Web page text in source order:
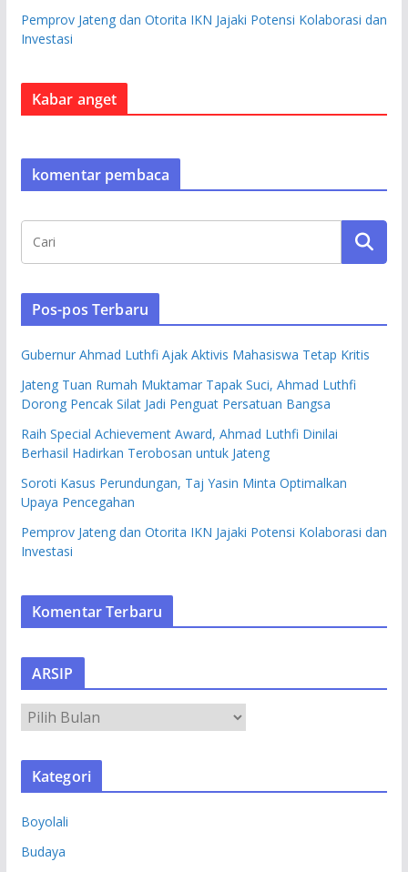
Pemprov Jateng dan Otorita IKN Jajaki Potensi Kolaborasi dan
Investasi
Kabar anget
komentar pembaca
Pos-pos Terbaru
Gubernur Ahmad Luthfi Ajak Aktivis Mahasiswa Tetap Kritis
Jateng Tuan Rumah Muktamar Tapak Suci, Ahmad Luthfi
Dorong Pencak Silat Jadi Penguat Persatuan Bangsa
Raih Special Achievement Award, Ahmad Luthfi Dinilai
Berhasil Hadirkan Terobosan untuk Jateng
Soroti Kasus Perundungan, Taj Yasin Minta Optimalkan
Upaya Pencegahan
Pemprov Jateng dan Otorita IKN Jajaki Potensi Kolaborasi dan
Investasi
Komentar Terbaru
ARSIP
S
Kategori
Boyolali
Budaya